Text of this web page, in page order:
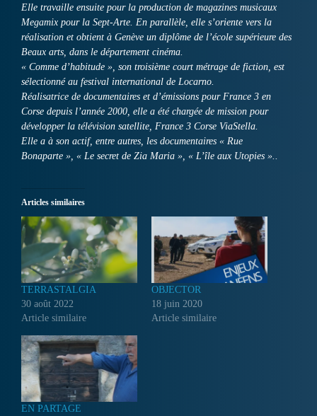
Elle travaille ensuite pour la production de magazines musicaux
Megamix pour la Sept-Arte. En parallèle, elle s’oriente vers la
réalisation et obtient à Genève un diplôme de l’école supérieure des
Beaux arts, dans le département cinéma.
« Comme d’habitude », son troisième court métrage de fiction, est
sélectionné au festival international de Locarno.
Réalisatrice de documentaires et d’émissions pour France 3 en
Corse depuis l’année 2000, elle a été chargée de mission pour
développer la télévision satellite, France 3 Corse ViaStella.
Elle a à son actif, entre autres, les documentaires « Rue
Bonaparte », « Le secret de Zia Maria », « L’île aux Utopies »..
Articles similaires
TERRASTALGIA
30 août 2022
Article similaire
OBJECTOR
18 juin 2020
Article similaire
EN PARTAGE